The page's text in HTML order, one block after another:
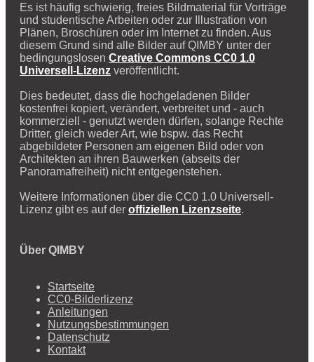
Es ist häufig schwierig, freies Bildmaterial für Vorträge
und studentische Arbeiten oder zur Illustration von
Plänen, Broschüren oder im Internet zu finden. Aus
diesem Grund sind alle Bilder auf QIMBY unter der
bedingungslosen Creative Commons CC0 1.0
Universell-Lizenz veröffentlicht.
Dies bedeutet, dass die hochgeladenen Bilder
kostenfrei kopiert, verändert, verbreitet und - auch
kommerziell - genutzt werden dürfen, solange Rechte
Dritter, gleich weder Art, wie bspw. das Recht
abgebildeter Personen am eigenen Bild oder von
Architekten an ihren Bauwerken (abseits der
Panoramafreiheit) nicht entgegenstehen.
Weitere Informationen über die CC0 1.0 Universell-
Lizenz gibt es auf der offiziellen Lizenzseite.
Über QIMBY
Startseite
CC0-Bilderlizenz
Anleitungen
Nutzungsbestimmungen
Datenschutz
Kontakt